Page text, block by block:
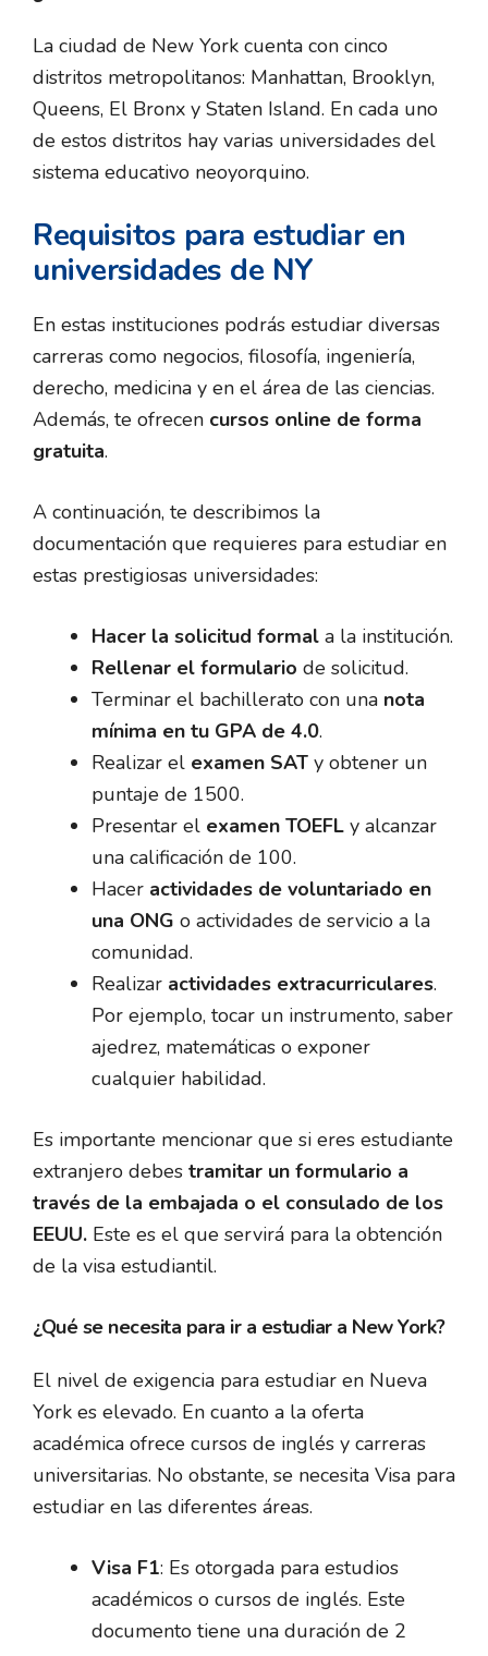
La ciudad de New York cuenta con cinco
distritos metropolitanos: Manhattan, Brooklyn,
Queens, El Bronx y Staten Island. En cada uno
de estos distritos hay varias universidades del
sistema educativo neoyorquino.
Requisitos para estudiar en
universidades de NY
En estas instituciones podrás estudiar diversas
carreras como negocios, filosofía, ingeniería,
derecho, medicina y en el área de las ciencias.
Además, te ofrecen cursos online de forma
gratuita.
A continuación, te describimos la
documentación que requieres para estudiar en
estas prestigiosas universidades:
Hacer la solicitud formal a la institución.
Rellenar el formulario de solicitud.
Terminar el bachillerato con una nota
mínima en tu GPA de 4.0.
Realizar el examen SAT y obtener un
puntaje de 1500.
Presentar el examen TOEFL y alcanzar
una calificación de 100.
Hacer actividades de voluntariado en
una ONG o actividades de servicio a la
comunidad.
Realizar actividades extracurriculares.
Por ejemplo, tocar un instrumento, saber
ajedrez, matemáticas o exponer
cualquier habilidad.
Es importante mencionar que si eres estudiante
extranjero debes tramitar un formulario a
través de la embajada o el consulado de los
EEUU. Este es el que servirá para la obtención
de la visa estudiantil.
¿Qué se necesita para ir a estudiar a New York?
El nivel de exigencia para estudiar en Nueva
York es elevado. En cuanto a la oferta
académica ofrece cursos de inglés y carreras
universitarias. No obstante, se necesita Visa para
estudiar en las diferentes áreas.
Visa F1: Es otorgada para estudios
académicos o cursos de inglés. Este
documento tiene una duración de 2